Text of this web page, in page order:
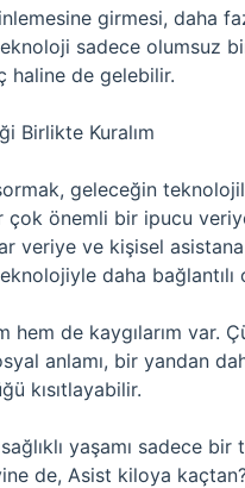
girmesi, daha
sadece olumsuz
haline de gelebilir.
Birlikte Kuralım
geleceğin
çok önemli bir ipucu
veriye ve kişisel
daha bağlantılı
hem de kaygılarım var.
anlamı, bir yandan
kısıtlayabilir.
yaşamı sadece
de, Asist kiloya